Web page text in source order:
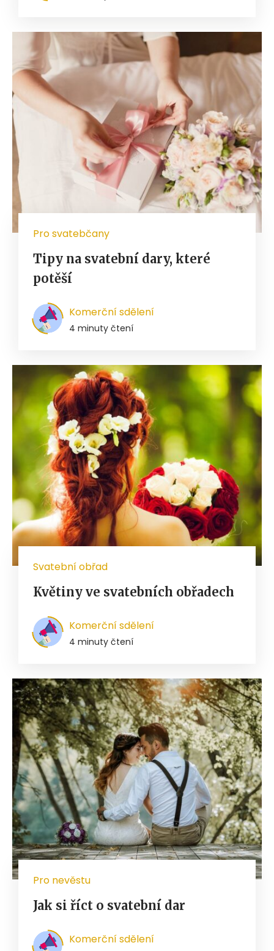
Pro svatebčany
Tipy na svatební dary, které
potěší
Komerční sdělení
4 minuty čtení
Svatební obřad
Květiny ve svatebních obřadech
Komerční sdělení
4 minuty čtení
Pro nevěstu
Jak si říct o svatební dar
Komerční sdělení